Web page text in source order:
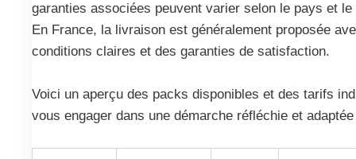
garanties associées peuvent varier selon le pays et
En France, la livraison est généralement proposée
conditions claires et des garanties de satisfaction.
Voici un aperçu des packs disponibles et des tarifs
vous engager dans une démarche réfléchie et